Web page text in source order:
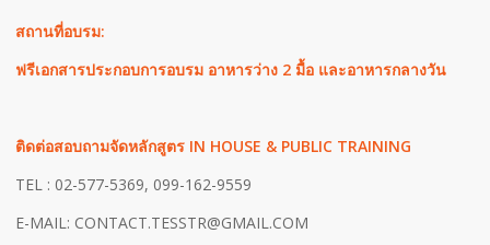
สถานที่อบรม:
ฟรีเอกสารประกอบการอบรม อาหารว่าง 2 มื้อ และอาหารกลางวัน
ติดต่อสอบถามจัดหลักสูตร IN HOUSE & PUBLIC TRAINING
TEL : 02-577-5369, 099-162-9559
E-MAIL: CONTACT.TESSTR@GMAIL.COM